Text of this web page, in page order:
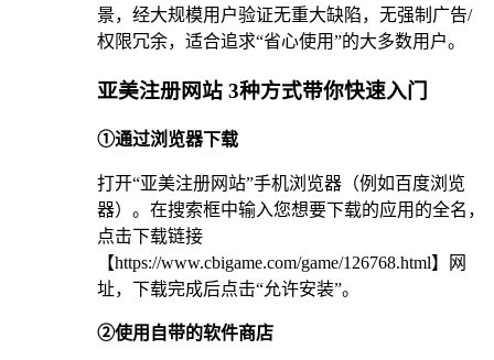
景，经大规模用户验证无重大缺陷，无强制广告/
权限冗余，适合追求“省心使用”的大多数用户。
亚美注册网站 3种方式带你快速入门
①通过浏览器下载
打开“亚美注册网站”手机浏览器（例如百度浏览
器）。在搜索框中输入您想要下载的应用的全名，
点击下载链接
【https://www.cbigame.com/game/126768.html】网
址，下载完成后点击“允许安装”。
②使用自带的软件商店